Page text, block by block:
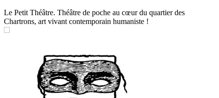
Le Petit Théâtre. Théâtre de poche au cœur du quartier des
Chartrons, art vivant contemporain humaniste !